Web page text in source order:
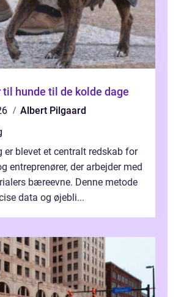
hunde til de kolde dage
Albert Pilgaard
er blevet et centralt redskab for
entreprenører, der arbejder med
bæreevne. Denne metode
data og øjebli...